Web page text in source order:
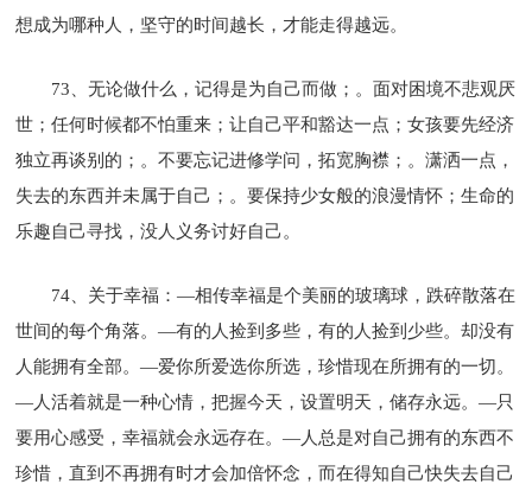
想成为哪种人，坚守的时间越长，才能走得越远。
73、无论做什么，记得是为自己而做；。面对困境不悲观厌
世；任何时候都不怕重来；让自己平和豁达一点；女孩要先经济
独立再谈别的；。不要忘记进修学问，拓宽胸襟；。潇洒一点，
失去的东西并未属于自己；。要保持少女般的浪漫情怀；生命的
乐趣自己寻找，没人义务讨好自己。
74、关于幸福：—相传幸福是个美丽的玻璃球，跌碎散落在
世间的每个角落。—有的人捡到多些，有的人捡到少些。却没有
人能拥有全部。—爱你所爱选你所选，珍惜现在所拥有的一切。
—人活着就是一种心情，把握今天，设置明天，储存永远。—只
要用心感受，幸福就会永远存在。—人总是对自己拥有的东西不
珍惜，直到不再拥有时才会加倍怀念，而在得知自己快失去自己